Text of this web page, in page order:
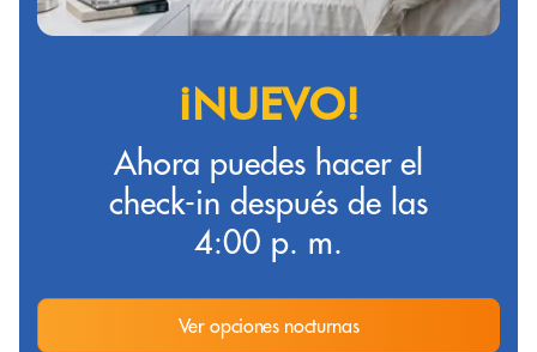
¡NUEVO!
Ahora puedes hacer el
check-in después de las
4:00 p. m.
Ver opciones nocturnas